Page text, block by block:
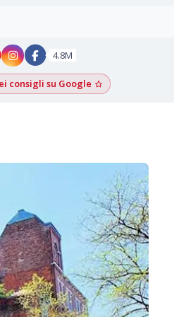
- YouTube
New York - Instagram
4.8M
consigli su Google Aggiungi come